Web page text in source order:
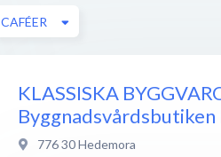
CAFÉER
KLASSISKA
776 30Hedemora